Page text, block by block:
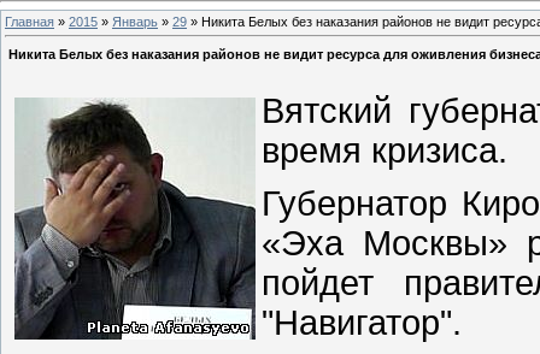
Главная » 2015 » Январь » 29 » Никита Белых без наказания районов не видит
Никита Белых без наказания районов не видит ресурса для оживления
Вятский
время кризиса.
Губернатор
«Эха Москвы»
пойдет
"Навигатор".